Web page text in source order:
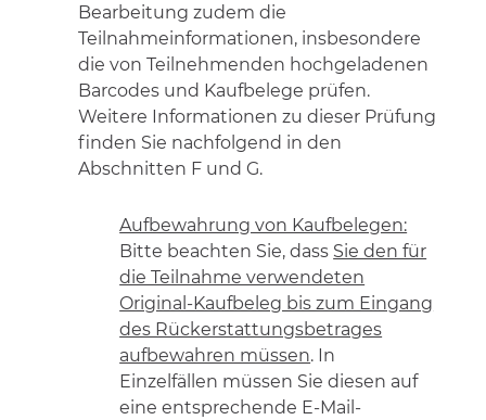
Bearbeitung zudem die
Teilnahmeinformationen, insbesondere
die von Teilnehmenden hochgeladenen
Barcodes und Kaufbelege prüfen.
Weitere Informationen zu dieser Prüfung
finden Sie nachfolgend in den
Abschnitten F und G.
Aufbewahrung von Kaufbelegen:
Bitte beachten Sie, dass Sie den für
die Teilnahme verwendeten
Original-Kaufbeleg bis zum Eingang
des Rückerstattungsbetrages
aufbewahren müssen. In
Einzelfällen müssen Sie diesen auf
eine entsprechende E-Mail-